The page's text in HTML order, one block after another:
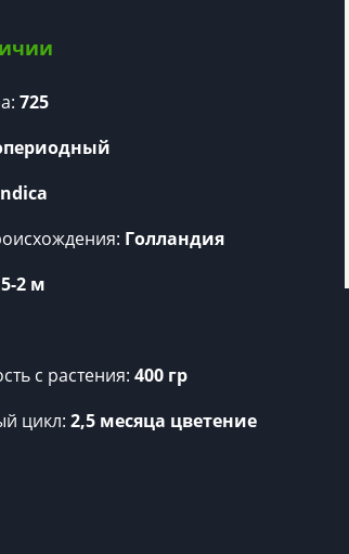
725
Голландия
2 м
c растения: 400 гр
цикл: 2,5 месяца цветение